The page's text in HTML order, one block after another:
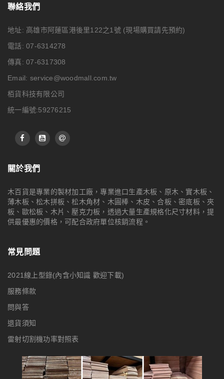
聯絡我們
地址: 高雄市阿蓮區港後里122之1號 (現場購買請先預約)
電話: 07-6314278
傳真: 07-6317308
Email: service@woodmall.com.tw
栢貨科技有限公司
統一編號:59276215
關於我們
木百貨是專業的製材加工廠，專業進口生產木板、原木、實木板、
薄木板、松木拼板、松木角材、木圓棒、木皮、合板、密底板、夾
板、歐松板、木片、壓克力板，透過大量生產規格化尺寸材料，提
供最優惠的價格，可配合政府單位核銷流程。
常見問題
2021線上型錄(內含小知識 歡迎下載)
服務條款
問與答
退貨須知
雷射切割機功率對照表